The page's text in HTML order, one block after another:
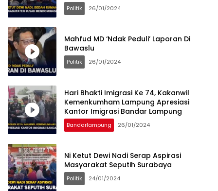
Politik 26/01/2024
Mahfud MD ‘Ndak Peduli’ Laporan Di
Bawaslu
Politik 26/01/2024
Hari Bhakti Imigrasi Ke 74, Kakanwil
Kemenkumham Lampung Apresiasi
Kantor Imigrasi Bandar Lampung
Bandarlampung 26/01/2024
Ni Ketut Dewi Nadi Serap Aspirasi
Masyarakat Seputih Surabaya
Politik 24/01/2024